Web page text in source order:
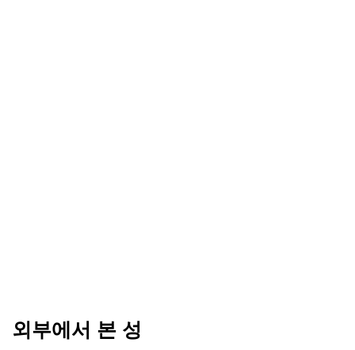
외부에서 본 성